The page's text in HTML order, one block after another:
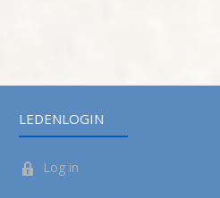
LEDENLOGIN
Log in